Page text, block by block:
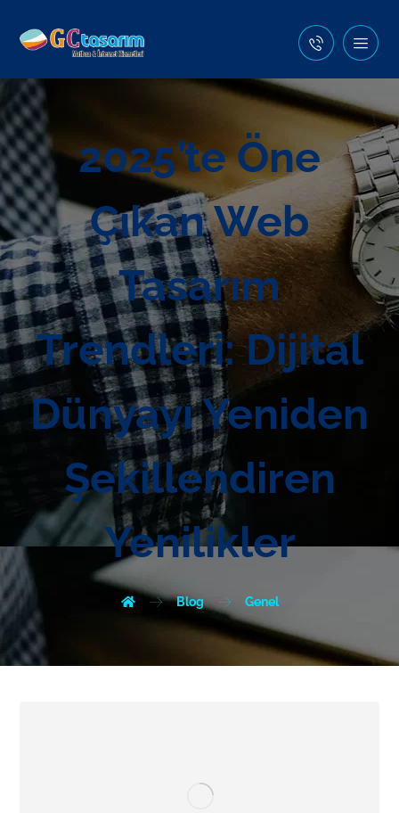
2025’te Öne
Çıkan Web
Tasarım
Trendleri: Dijital
Dünyayı Yeniden
Şekillendiren
Yenilikler
Blog Genel